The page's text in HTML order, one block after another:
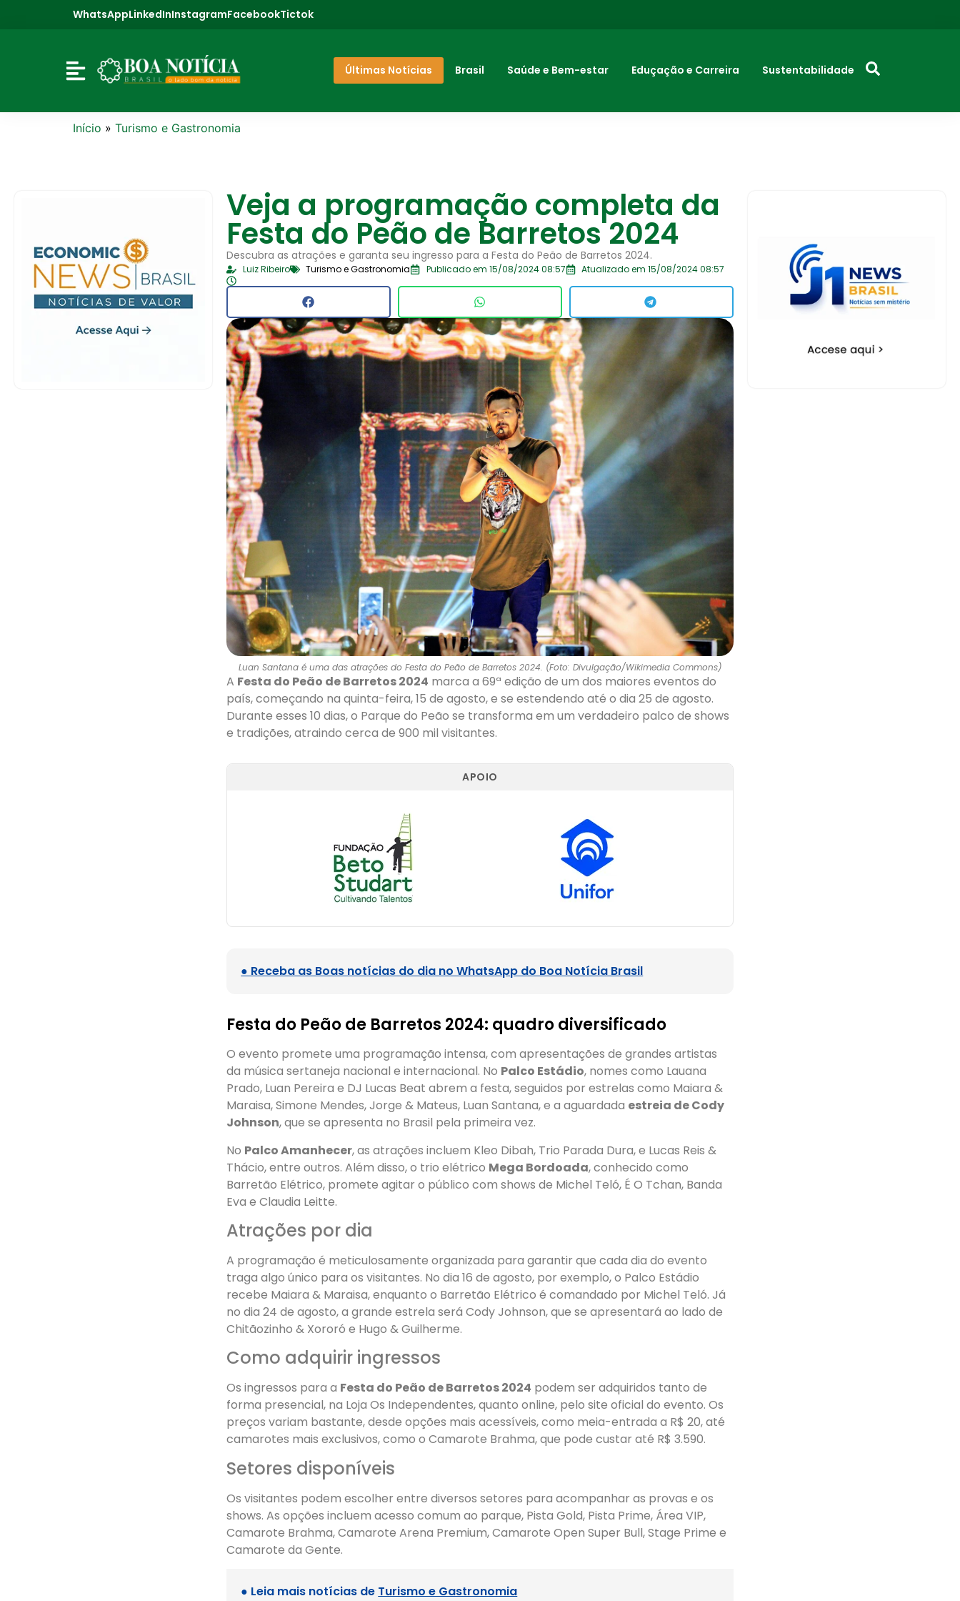
WhatsAppLinkedInInstagramFacebookTictok
Últimas Notícias Brasil Saúde e Bem-estar Eduçação e Carreira Sustentabilidade
Início » Turismo e Gastronomia
Veja a programação completa da
Festa do Peão de Barretos 2024
Descubra as atrações e garanta seu ingresso para a Festa do Peão de Barretos 2024.
Luiz Ribeiro Turismo e Gastronomia Publicado em 15/08/2024 08:57 Atualizado em 15/08/2024 08:57
Luan Santana é uma das atrações do Festa do Peão de Barretos 2024. (Foto: Divulgação/Wikimedia Commons)
A Festa do Peão de Barretos 2024 marca a 69ª edição de um dos maiores eventos do
país, começando na quinta-feira, 15 de agosto, e se estendendo até o dia 25 de agosto.
Durante esses 10 dias, o Parque do Peão se transforma em um verdadeiro palco de shows
e tradições, atraindo cerca de 900 mil visitantes.
APOIO
● Receba as Boas notícias do dia no WhatsApp do Boa Notícia Brasil
Festa do Peão de Barretos 2024: quadro diversificado
O evento promete uma programação intensa, com apresentações de grandes artistas
da música sertaneja nacional e internacional. No Palco Estádio, nomes como Lauana
Prado, Luan Pereira e DJ Lucas Beat abrem a festa, seguidos por estrelas como Maiara &
Maraisa, Simone Mendes, Jorge & Mateus, Luan Santana, e a aguardada estreia de Cody
Johnson, que se apresenta no Brasil pela primeira vez.
No Palco Amanhecer, as atrações incluem Kleo Dibah, Trio Parada Dura, e Lucas Reis &
Thácio, entre outros. Além disso, o trio elétrico Mega Bordoada, conhecido como
Barretão Elétrico, promete agitar o público com shows de Michel Teló, É O Tchan, Banda
Eva e Claudia Leitte.
Atrações por dia
A programação é meticulosamente organizada para garantir que cada dia do evento
traga algo único para os visitantes. No dia 16 de agosto, por exemplo, o Palco Estádio
recebe Maiara & Maraisa, enquanto o Barretão Elétrico é comandado por Michel Teló. Já
no dia 24 de agosto, a grande estrela será Cody Johnson, que se apresentará ao lado de
Chitãozinho & Xororó e Hugo & Guilherme.
Como adquirir ingressos
Os ingressos para a Festa do Peão de Barretos 2024 podem ser adquiridos tanto de
forma presencial, na Loja Os Independentes, quanto online, pelo site oficial do evento. Os
preços variam bastante, desde opções mais acessíveis, como meia-entrada a R$ 20, até
camarotes mais exclusivos, como o Camarote Brahma, que pode custar até R$ 3.590.
Setores disponíveis
Os visitantes podem escolher entre diversos setores para acompanhar as provas e os
shows. As opções incluem acesso comum ao parque, Pista Gold, Pista Prime, Área VIP,
Camarote Brahma, Camarote Arena Premium, Camarote Open Super Bull, Stage Prime e
Camarote da Gente.
● Leia mais notícias de Turismo e Gastronomia